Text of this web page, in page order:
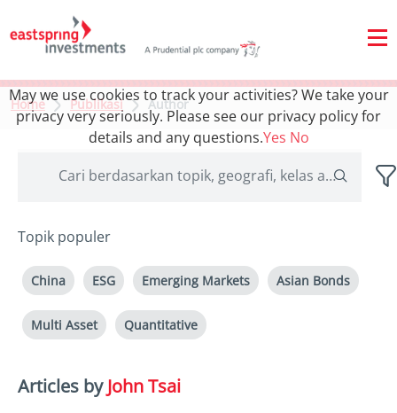
Home Publikasi Author
Topik populer
China ESG Emerging Markets Asian Bonds
Multi Asset Quantitative
Articles byJohn Tsai
May we use cookies to track your activities? We take your
privacy very seriously. Please see our privacy policy for
details and any questions.Yes No